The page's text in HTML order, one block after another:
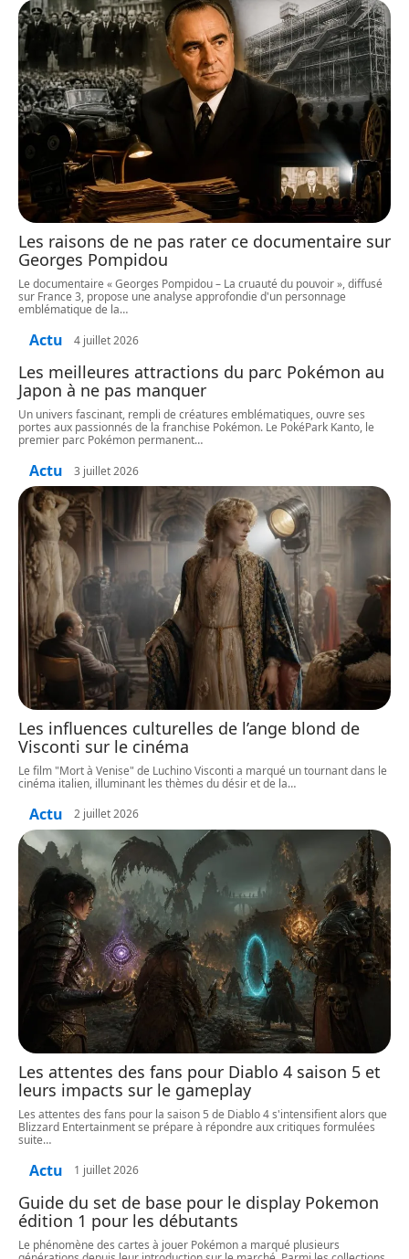
Les raisons de ne pas rater ce documentaire sur
Georges Pompidou
Le documentaire « Georges Pompidou – La cruauté du pouvoir », diffusé
sur France 3, propose une analyse approfondie d'un personnage
emblématique de la…
Actu 4 juillet 2026
Les meilleures attractions du parc Pokémon au
Japon à ne pas manquer
Un univers fascinant, rempli de créatures emblématiques, ouvre ses
portes aux passionnés de la franchise Pokémon. Le PokéPark Kanto, le
premier parc Pokémon permanent…
Actu 3 juillet 2026
Les influences culturelles de l’ange blond de
Visconti sur le cinéma
Le film "Mort à Venise" de Luchino Visconti a marqué un tournant dans le
cinéma italien, illuminant les thèmes du désir et de la…
Actu 2 juillet 2026
Les attentes des fans pour Diablo 4 saison 5 et
leurs impacts sur le gameplay
Les attentes des fans pour la saison 5 de Diablo 4 s'intensifient alors que
Blizzard Entertainment se prépare à répondre aux critiques formulées
suite…
Actu 1 juillet 2026
Guide du set de base pour le display Pokemon
édition 1 pour les débutants
Le phénomène des cartes à jouer Pokémon a marqué plusieurs